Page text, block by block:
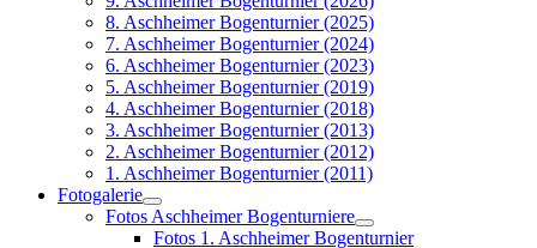
8. Aschheimer Bogenturnier (2025)
7. Aschheimer Bogenturnier (2024)
6. Aschheimer Bogenturnier (2023)
5. Aschheimer Bogenturnier (2019)
4. Aschheimer Bogenturnier (2018)
3. Aschheimer Bogenturnier (2013)
2. Aschheimer Bogenturnier (2012)
1. Aschheimer Bogenturnier (2011)
Fotogalerie
Fotos Aschheimer Bogenturniere
Fotos 1. Aschheimer Bogenturnier